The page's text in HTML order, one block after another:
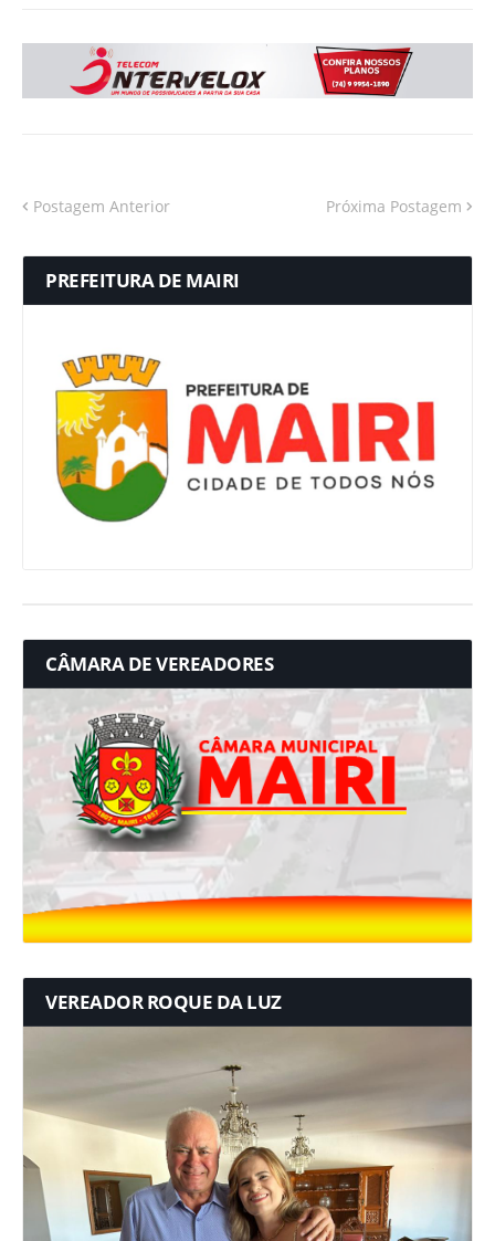
Postagem Anterior Próxima Postagem
PREFEITURA DE MAIRI
CÂMARA DE VEREADORES
VEREADOR ROQUE DA LUZ